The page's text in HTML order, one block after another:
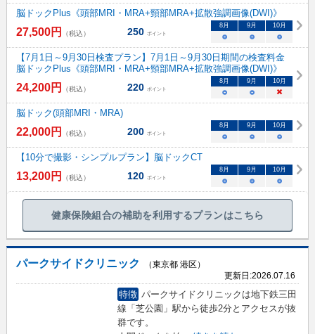
脳ドックPlus《頭部MRI・MRA+頸部MRA+拡散強調画像(DWI)》
27,500円 （税込） 250 ポイント
8月 9月 10月
○ ○ ○
【7月1日～9月30日検査プラン】7月1日～9月30日期間の検査料金
脳ドックPlus《頭部MRI・MRA+頸部MRA+拡散強調画像(DWI)》
24,200円 （税込） 220 ポイント
8月 9月 10月
○ ○ ×
脳ドック(頭部MRI・MRA)
22,000円 （税込） 200 ポイント
8月 9月 10月
○ ○ ○
【10分で撮影・シンプルプラン】脳ドックCT
13,200円 （税込） 120 ポイント
8月 9月 10月
○ ○ ○
健康保険組合の補助を利用するプランはこちら
パークサイドクリニック
（東京都 港区）
更新日:2026.07.16
特徴 パークサイドクリニックは地下鉄三田
線「芝公園」駅から徒歩2分とアクセスが抜
群です。